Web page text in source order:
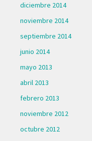
diciembre 2014
noviembre 2014
septiembre 2014
junio 2014
mayo 2013
abril 2013
febrero 2013
noviembre 2012
octubre 2012